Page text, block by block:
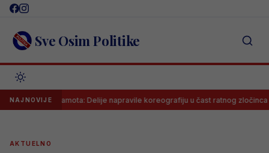
Skip
content Sve Osim Politike
NAJNOVIJE
sramota: Delije napravile koreografiju u čast ratnog zločinca na meču
AKTUELNO